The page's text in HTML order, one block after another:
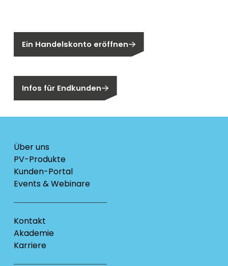
Ein Handelskonto eröffnen
Infos für Endkunden
Über uns
PV-Produkte
Kunden-Portal
Events & Webinare
Kontakt
Akademie
Karriere